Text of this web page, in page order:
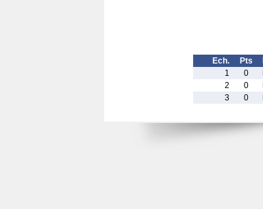
Ech. Pts
1
0
2
0
3
0